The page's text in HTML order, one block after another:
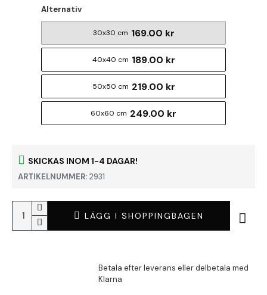
SKICKAS INOM 1-4 DAGAR!
ARTIKELNUMMER: 2931
Alternativ
30x30 cm 169.00 kr
40x40 cm 189.00 kr
50x50 cm 219.00 kr
60x60 cm 249.00 kr
LÄGG I SHOPPINGBAGEN